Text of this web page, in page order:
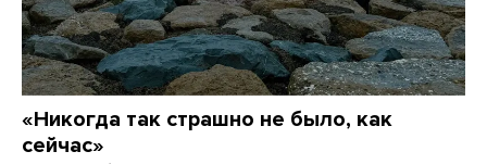
«Никогда так страшно не было, как
сейчас»